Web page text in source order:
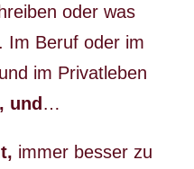
oder was
Im Beruf oder im
im Privatleben
und …
immer besser zu